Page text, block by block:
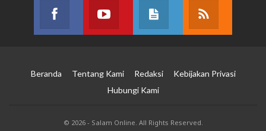
Facebook
Join us on Facebook
Youtube
Join us on YoutubeJoin our site
Beranda Tentang Kami Redaksi
Kebijakan Privasi
Hubungi Kami
© 2026 - Salam Online. All Rights Reserved.